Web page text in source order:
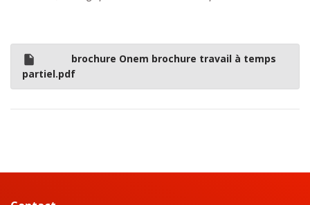
brochure Onem brochure travail à temps
partiel.pdf